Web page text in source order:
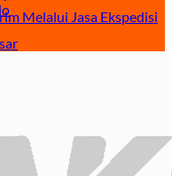
&
Kirim
di
Ketahui
Melalui Jasa Ekspedisi